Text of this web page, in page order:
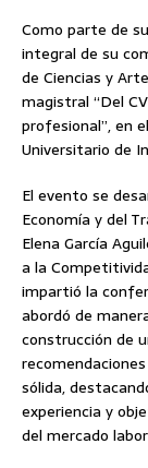
Como parte de
integral de su
de Ciencias y
magistral “Del
profesional”, en
Universitario de
El evento se
Economía y del
Elena García
a la
impartió la
abordó de
construcción de
sólida,
experiencia y
del mercado